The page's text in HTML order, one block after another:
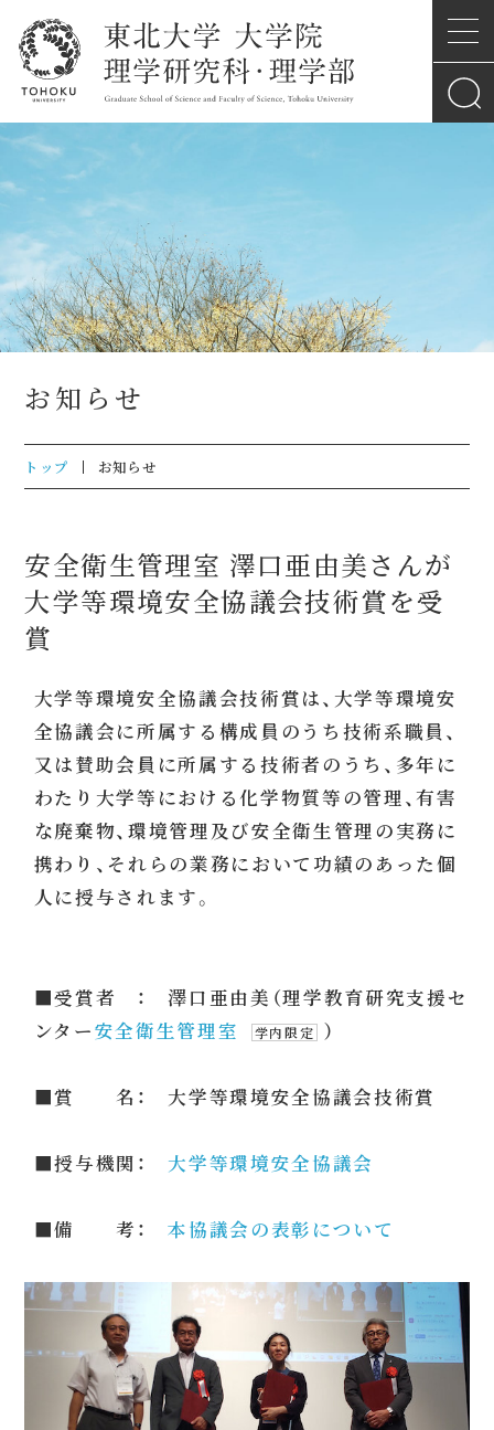
お知らせ
トップ お知らせ
安全衛生管理室 澤口亜由美さんが
大学等環境安全協議会技術賞を受
賞
大学等環境安全協議会技術賞は、大学等環境安
全協議会に所属する構成員のうち技術系職員、
又は賛助会員に所属する技術者のうち、多年に
わたり大学等における化学物質等の管理、有害
な廃棄物、環境管理及び安全衛生管理の実務に
携わり、それらの業務において功績のあった個
人に授与されます。
■受賞者 ： 澤口亜由美（理学教育研究支援セ
ンター安全衛生管理室 学内限定 ）
■賞 名： 大学等環境安全協議会技術賞
■授与機関：大学等環境安全協議会
■備 考：本協議会の表彰について